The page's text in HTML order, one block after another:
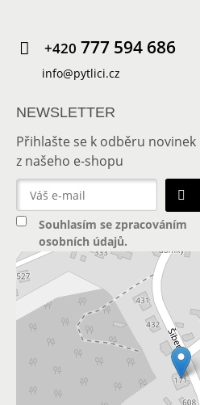
+420 777 594 686
info@pytlici.cz
NEWSLETTER
Přihlašte se k odběru novinek
z našeho e-shopu
Souhlasím se zpracováním
osobních údajů.